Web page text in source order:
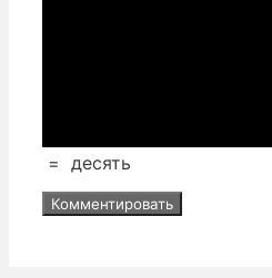
= десять